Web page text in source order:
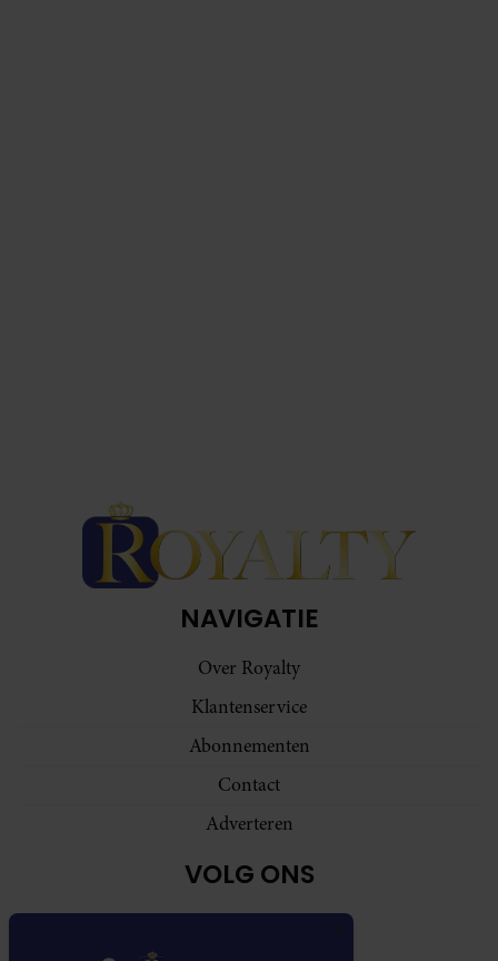
NAVIGATIE
Over Royalty
Klantenservice
Abonnementen
Contact
Adverteren
VOLG ONS